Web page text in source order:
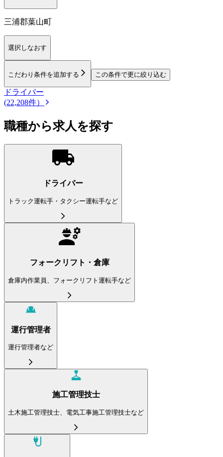
三浦郡葉山町
選択しなおす
こだわり条件を追加する この条件で更に絞り込む
ドライバー
(22,208件）
職種から求人を探す
ドライバー
トラック運転手・タクシー運転手など
フォークリフト・倉庫
倉庫内作業員、フォークリフト運転手など
運行管理者
運行管理者など
施工管理技士
土木施工管理技士、電気工事施工管理技士など